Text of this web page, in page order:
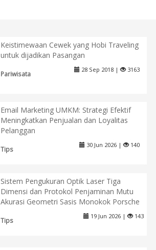
Keistimewaan Cewek yang Hobi Traveling
untuk dijadikan Pasangan
Pariwisata
28 Sep 2018 | 3163
Email Marketing UMKM: Strategi Efektif
Meningkatkan Penjualan dan Loyalitas
Pelanggan
Tips
30 Jun 2026 | 140
Sistem Pengukuran Optik Laser Tiga
Dimensi dan Protokol Penjaminan Mutu
Akurasi Geometri Sasis Monokok Porsche
Tips
19 Jun 2026 | 143